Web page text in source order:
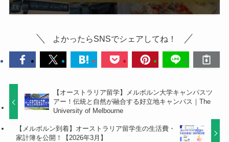
よかったらSNSでシェアしてね！
【オーストラリア留学】メルボルン大学キャンパスツ
アー！伝統と自然が融合する好立地キャンパス｜The
University of Melbourne
【メルボルン到着】オーストラリア留学生の生活費・
家計簿を公開！【2026年3月】